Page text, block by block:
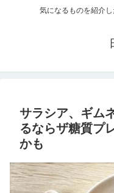
気になるものを紹介
サラシア、ギム
るならザ糖質プ
かも